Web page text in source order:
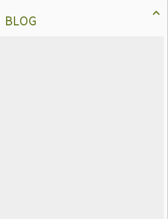

blog